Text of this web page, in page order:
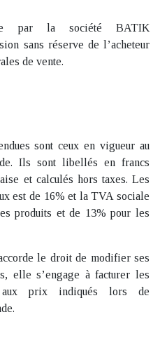
par la société BATIK
sans réserve de l’acheteur
de vente.
sont ceux en vigueur au
Ils sont libellés en francs
et calculés hors taxes. Les
est de 16% et la TVA sociale
produits et de 13% pour les
le droit de modifier ses
elle s’engage à facturer les
aux prix indiqués lors de